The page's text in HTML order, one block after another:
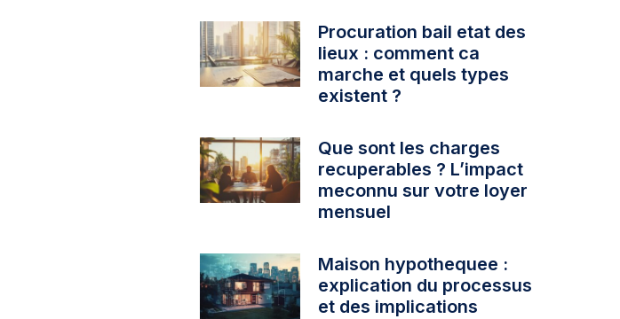
Procuration bail etat des
lieux : comment ca
marche et quels types
existent ?
Que sont les charges
recuperables ? L’impact
meconnu sur votre loyer
mensuel
Maison hypothequee :
explication du processus
et des implications